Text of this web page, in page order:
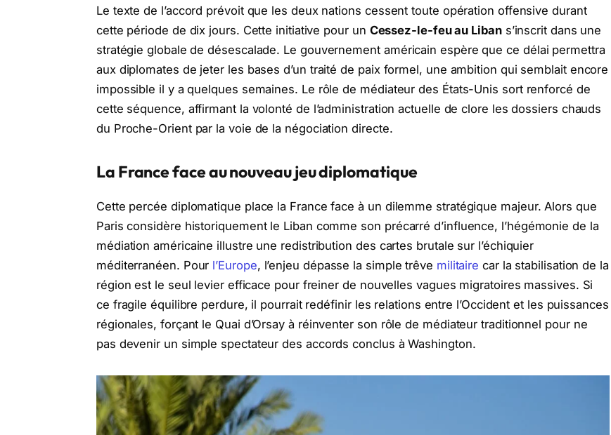
Le texte de l’accord prévoit que les deux nations cessent toute opération offensive durant
cette période de dix jours. Cette initiative pour un Cessez-le-feu au Libans’inscrit dans une
stratégie globale de désescalade. Le gouvernement américain espère que ce délai permettra
aux diplomates de jeter les bases d’un traité de paix formel, une ambition qui semblait encore
impossible il y a quelques semaines. Le rôle de médiateur des États-Unis sort renforcé de
cette séquence, affirmant la volonté de l’administration actuelle de clore les dossiers chauds
du Proche-Orient par la voie de la négociation directe.
La France face au nouveau jeu diplomatique
Cette percée diplomatique place la France face à un dilemme stratégique majeur. Alors que
Paris considère historiquement le Liban comme son précarré d’influence, l’hégémonie de la
médiation américaine illustre une redistribution des cartes brutale sur l’échiquier
méditerranéen. Pour l’Europe, l’enjeu dépasse la simple trêve militaire car la stabilisation de la
région est le seul levier efficace pour freiner de nouvelles vagues migratoires massives. Si
ce fragile équilibre perdure, il pourrait redéfinir les relations entre l’Occident et les puissances
régionales, forçant le Quai d’Orsay à réinventer son rôle de médiateur traditionnel pour ne
pas devenir un simple spectateur des accords conclus à Washington.